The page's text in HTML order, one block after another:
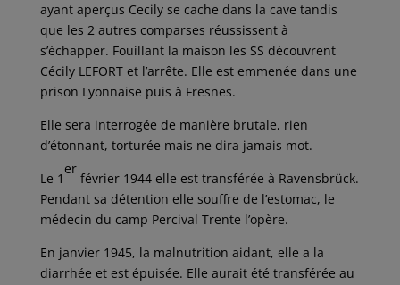
ayant aperçus Cecily se cache dans la cave tandis
que les 2 autres comparses réussissent à
s’échapper. Fouillant la maison les SS découvrent
Cécily LEFORT et l’arrête. Elle est emmenée dans une
prison Lyonnaise puis à Fresnes.
Elle sera interrogée de manière brutale, rien
d’étonnant, torturée mais ne dira jamais mot.
Le 1
er
février 1944 elle est transférée à Ravensbrück.
Pendant sa détention elle souffre de l’estomac, le
médecin du camp Percival Trente l’opère.
En janvier 1945, la malnutrition aidant, elle a la
diarrhée et est épuisée. Elle aurait été transférée au